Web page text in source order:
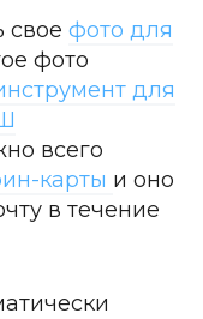
свое фото для
фото
для
всего
карты и оно
в течение